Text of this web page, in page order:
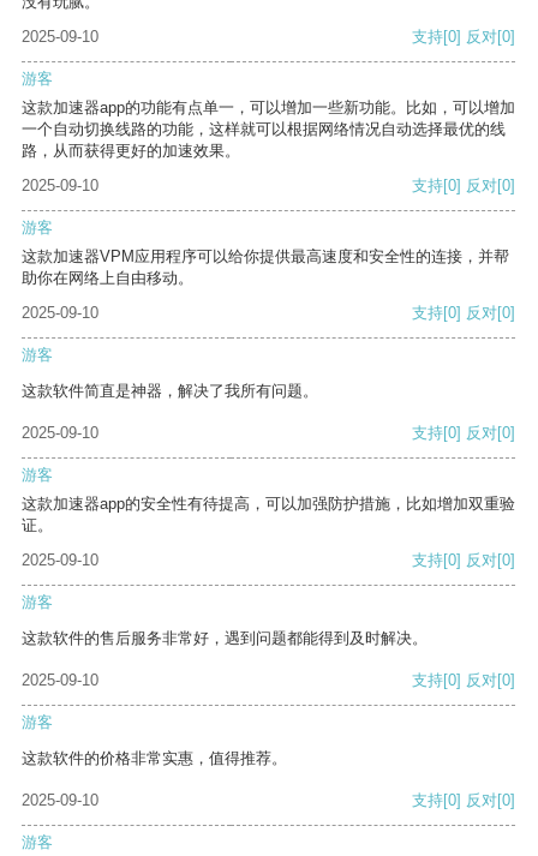
2025-09-10
支持[0] 反对[0]
游客
这款加速器app的功能有点单一，可以增加一些新功能。比如，可以增加
一个自动切换线路的功能，这样就可以根据网络情况自动选择最优的线
路，从而获得更好的加速效果。
2025-09-10
支持[0] 反对[0]
游客
这款加速器VPM应用程序可以给你提供最高速度和安全性的连接，并帮
助你在网络上自由移动。
2025-09-10
支持[0] 反对[0]
游客
这款软件简直是神器，解决了我所有问题。
2025-09-10 支持[0] 反对[0]
游客
这款加速器app的安全性有待提高，可以加强防护措施，比如增加双重验
证。
2025-09-10
支持[0] 反对[0]
游客
这款软件的售后服务非常好，遇到问题都能得到及时解决。
2025-09-10 支持[0] 反对[0]
游客
这款软件的价格非常实惠，值得推荐。
2025-09-10 支持[0] 反对[0]
游客